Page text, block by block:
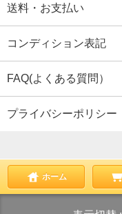
送料・お支払い
コンディション表記
FAQ(よくある質問）
プライバシーポリシー
ホーム